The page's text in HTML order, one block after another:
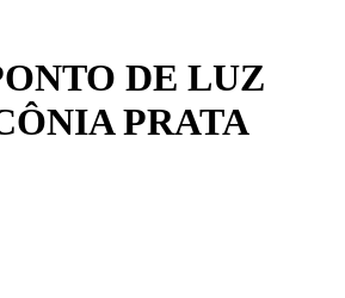
DE LUZ
PRATA